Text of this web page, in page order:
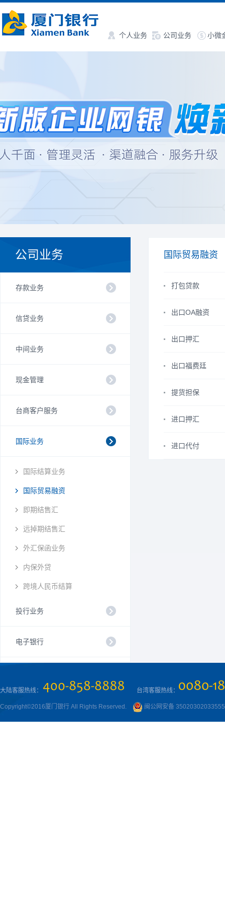
个人业务 公司业务 小微
公司业务
存款业务
信贷业务
中间业务
现金管理
台商客户服务
国际业务
国际结算业务
国际贸易融资
即期结售汇
远掉期结售汇
外汇保函业务
内保外贷
跨境人民币结算
投行业务
电子银行
国际贸易融资
打包贷款
出口OA融资
出口押汇
出口福费廷
提货担保
进口押汇
进口代付
大陆客服热线： 台湾客服热线：
Copyright©2016厦门银行 All Rights Reserved. 闽公网安备